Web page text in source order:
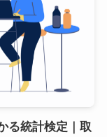
る統計検定｜取